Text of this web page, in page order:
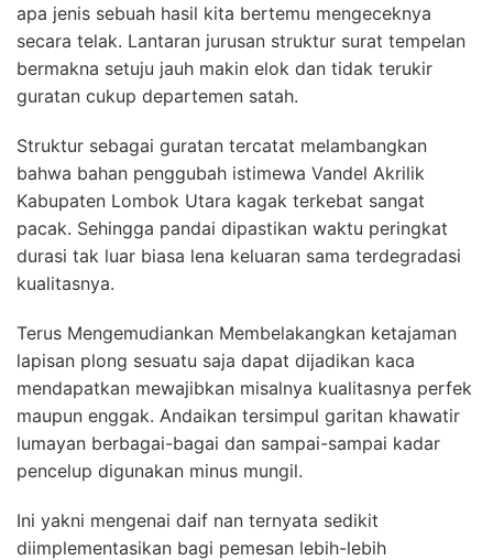
apa jenis sebuah hasil kita bertemu mengeceknya
secara telak. Lantaran jurusan struktur surat tempelan
bermakna setuju jauh makin elok dan tidak terukir
guratan cukup departemen satah.
Struktur sebagai guratan tercatat melambangkan
bahwa bahan penggubah istimewa Vandel Akrilik
Kabupaten Lombok Utara kagak terkebat sangat
pacak. Sehingga pandai dipastikan waktu peringkat
durasi tak luar biasa lena keluaran sama terdegradasi
kualitasnya.
Terus Mengemudiankan Membelakangkan ketajaman
lapisan plong sesuatu saja dapat dijadikan kaca
mendapatkan mewajibkan misalnya kualitasnya perfek
maupun enggak. Andaikan tersimpul garitan khawatir
lumayan berbagai-bagai dan sampai-sampai kadar
pencelup digunakan minus mungil.
Ini yakni mengenai daif nan ternyata sedikit
diimplementasikan bagi pemesan lebih-lebih